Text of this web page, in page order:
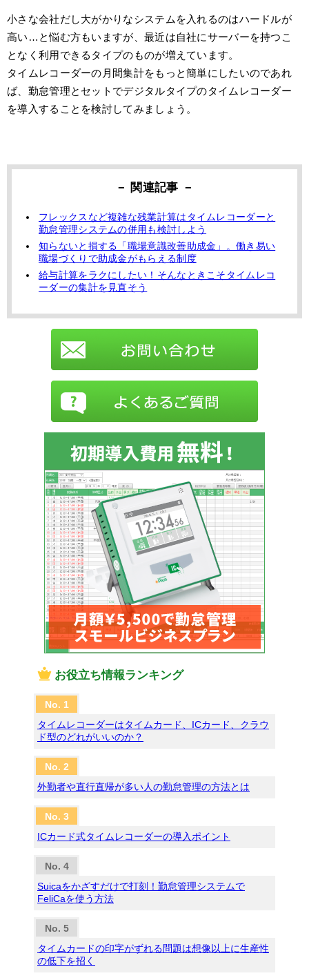
小さな会社だし大がかりなシステムを入れるのはハードルが
高い…と悩む方もいますが、最近は自社にサーバーを持つこ
となく利用できるタイプのものが増えています。
タイムレコーダーの月間集計をもっと簡単にしたいのであれ
ば、勤怠管理とセットでデジタルタイプのタイムレコーダー
を導入することを検討してみましょう。
フレックスなど複雑な残業計算はタイムレコーダーと
勤怠管理システムの併用も検討しよう
知らないと損する「職場意識改善助成金」。働き易い
職場づくりで助成金がもらえる制度
給与計算をラクにしたい！そんなときこそタイムレコ
ーダーの集計を見直そう
お役立ち情報ランキング
タイムレコーダーはタイムカード、ICカード、クラウ
ド型のどれがいいのか？
外勤者や直行直帰が多い人の勤怠管理の方法とは
ICカード式タイムレコーダーの導入ポイント
Suicaをかざすだけで打刻！勤怠管理システムで
FeliCaを使う方法
タイムカードの印字がずれる問題は想像以上に生産性
の低下を招く